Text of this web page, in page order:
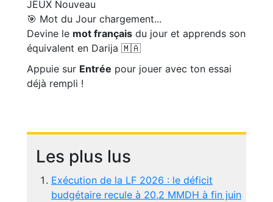
JEUX Nouveau
🎯 Mot du Jour chargement...
Devine le mot français du jour et apprends son
équivalent en Darija 🇲🇦
Appuie sur Entrée pour jouer avec ton essai
déjà rempli !
Les plus lus
Exécution de la LF 2026 : le déficit
budgétaire recule à 20,2 MMDH à fin juin